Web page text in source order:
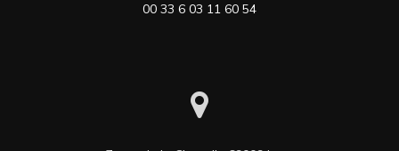
00 33 6 03 11 60 54